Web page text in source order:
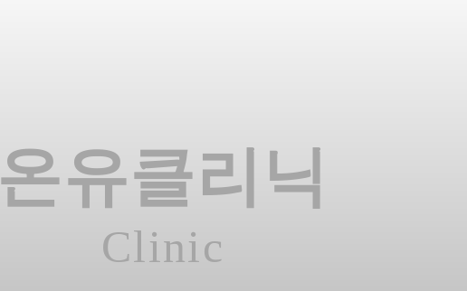
온유클리닉
Clinic